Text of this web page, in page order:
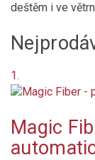
Značka
Délka
Hmotnost (g)
Systém
plně
deštěm i ve
1.
Magic